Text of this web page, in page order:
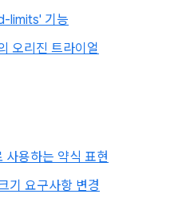
limits' 기능
오리진 트라이얼
사용하는 약식 표현
기 요구사항 변경